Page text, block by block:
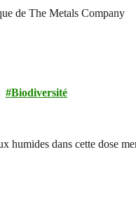
de The Metals Company
Biodiversité
humides dans cette dose